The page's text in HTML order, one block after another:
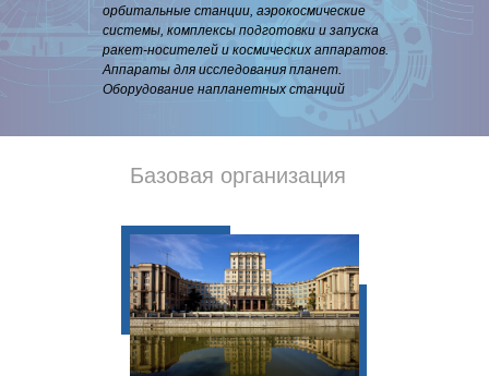
орбитальные станции, аэрокосмические
системы, комплексы подготовки и запуска
ракет-носителей и космических аппаратов.
Аппараты для исследования планет.
Оборудование напланетных станций
Базовая организация